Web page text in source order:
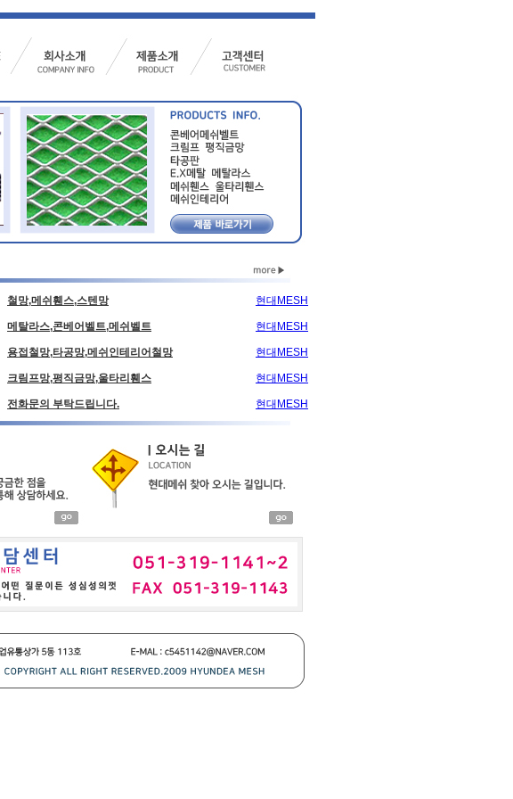
철망,메쉬휀스,스텐망 현대MESH
메탈라스,콘베어벨트,메쉬벨트 현대MESH
용접철망,타공망,메쉬인테리어철망 현대MESH
크림프망,평직금망,울타리휀스 현대MESH
전화문의 부탁드립니다. 현대MESH